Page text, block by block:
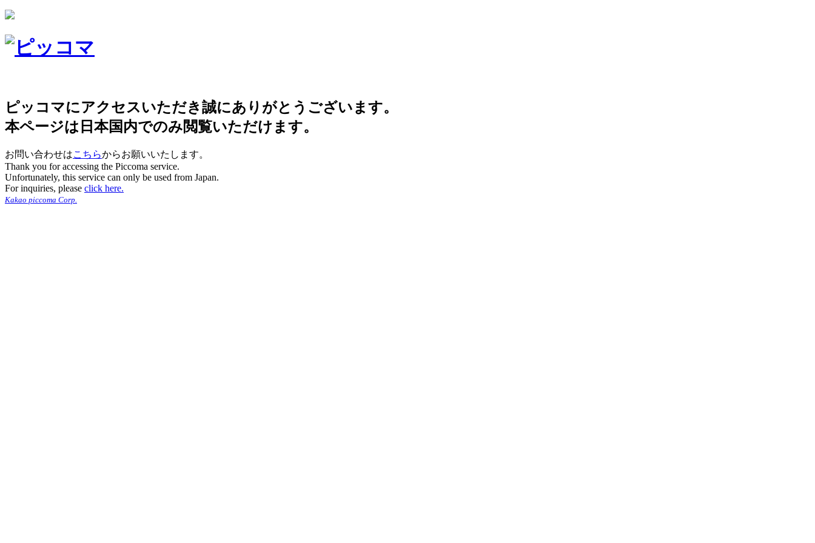
ピッコマにアクセスいただき誠にありがとうございます。
本ページは日本国内でのみ閲覧いただけます。
お問い合わせはこちらからお願いいたします。
Thank you for accessing the Piccoma service.
Unfortunately, this service can only be used from Japan.
For inquiries, please click here.
Kakao piccoma Corp.